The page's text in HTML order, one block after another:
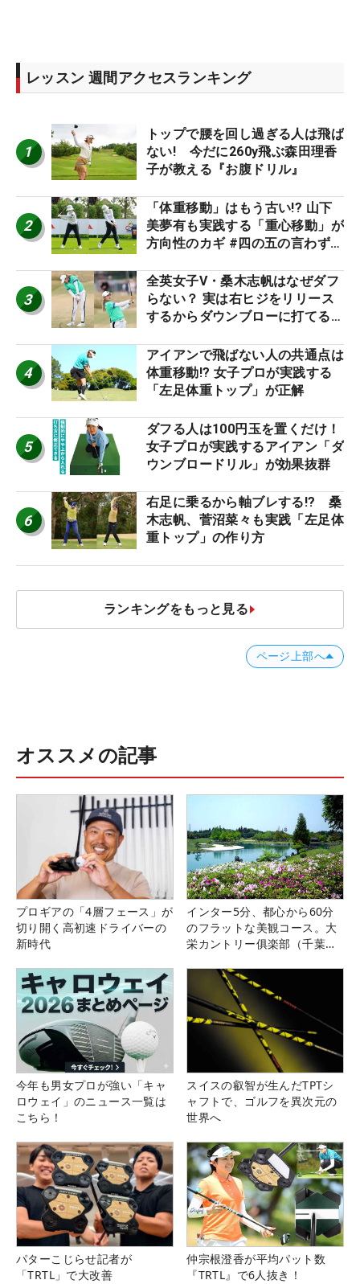
レッスン 週間アクセスランキング
1
トップで腰を回し過ぎる人は飛ば
ない! 今だに260y飛ぶ森田理香
子が教える『お腹ドリル』
2
「体重移動」はもう古い!? 山下
美夢有も実践する「重心移動」が
方向性のカギ #四の五の言わず振
3
全英女子V・桑木志帆はなぜダフ
らない？ 実は右ヒジをリリース
するからダウンブローに打てる #
4
アイアンで飛ばない人の共通点は
体重移動!? 女子プロが実践する
「左足体重トップ」が正解
5
ダフる人は100円玉を置くだけ！
女子プロが実践するアイアン「ダ
ウンブロードリル」が効果抜群
6
右足に乗るから軸ブレする!? 桑
木志帆、菅沼菜々も実践「左足体
重トップ」の作り方
ランキングをもっと見る
ページ上部へ
オススメの記事
プロギアの「4層フェース」が
切り開く高初速ドライバーの
新時代
インター5分、都心から60分
のフラットな美観コース。大
栄カントリー俱楽部（千葉
今年も男女プロが強い「キャ
ロウェイ」のニュース一覧は
こちら！
スイスの叡智が生んだTPTシ
ャフトで、ゴルフを異次元の
世界へ
パターこじらせ記者が
「TRTL」で大改善
仲宗根澄香が平均パット数
『TRTL』で6人抜き！